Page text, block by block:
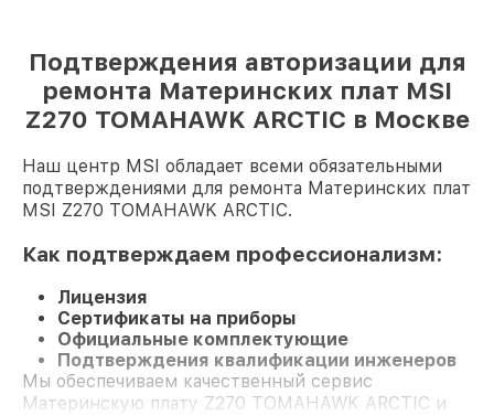
Подтверждения авторизации для
ремонта Материнских плат MSI
Z270 TOMAHAWK ARCTIC в Москве
Наш центр MSI обладает всеми обязательными
подтверждениями для ремонта Материнских плат
MSI Z270 TOMAHAWK ARCTIC.
Как подтверждаем профессионализм:
Лицензия
Сертификаты на приборы
Официальные комплектующие
Подтверждения квалификации инженеров
Мы обеспечиваем качественный сервис
Материнскую плату Z270 TOMAHAWK ARCTIC и